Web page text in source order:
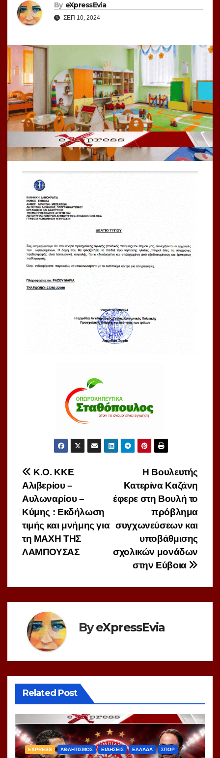
By eXpressEvia
ΣΕΠ 10, 2024
Πλοήγηση
άρθρων
Η Βουλευτής
Κατερίνα Καζάνη
έφερε στη Βουλή το
πρόβλημα
συγχωνεύσεων και
υποβάθμισης
σχολικών μονάδων
στην Εύβοια
Κ.Ο. ΚΚΕ
Αλιβερίου –
Αυλωναρίου –
Κύμης : Εκδήλωση
τιμής και μνήμης για
τη ΜΑΧΗ ΤΗΣ
ΛΑΜΠΟΥΣΑΣ
ByeXpressEvia
Related Post
EXPRESS ΑΘΛΗΤΙΣΜΟΣ ΕΙΔΗΣΕΙΣ ΕΛΛΑΔΑ ΣΠΟΡ